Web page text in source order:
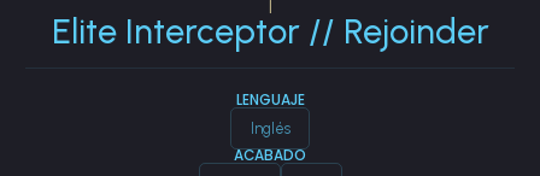
Elite Interceptor // Rejoinder
LENGUAJE
Inglés
ACABADO